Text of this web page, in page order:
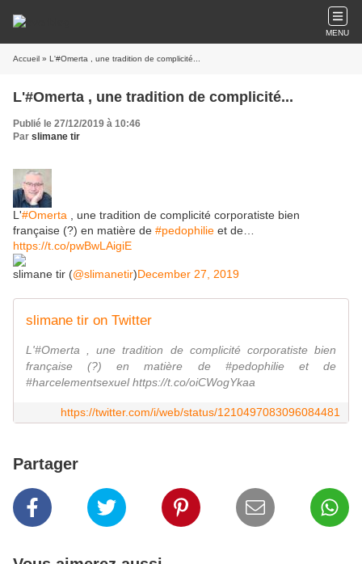
MENU
Accueil » L'#Omerta , une tradition de complicité...
L'#Omerta , une tradition de complicité...
Publié le 27/12/2019 à 10:46
Par slimane tir
L'#Omerta , une tradition de complicité corporatiste bien
française (?) en matière de #pedophilie et de…
https://t.co/pwBwLAigiE
slimane tir (@slimanetir)December 27, 2019
slimane tir on Twitter
L'#Omerta , une tradition de complicité corporatiste bien
française (?) en matière de #pedophilie et de
#harcelementsexuel https://t.co/oiCWogYkaa
https://twitter.com/i/web/status/1210497083096084481
Partager